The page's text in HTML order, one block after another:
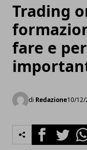
Trading
fare e
di Redazione10/
FacebookTwitter